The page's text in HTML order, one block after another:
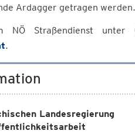
Ardagger getragen werden.
NÖ Straßendienst
.
Landesregierung